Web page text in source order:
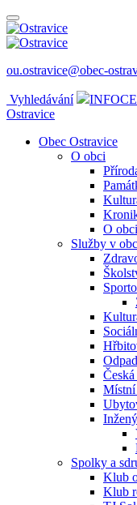
ou.ostravice@obec-
Vyhledávání
Ostravice
Obec Ostravice
O obci
O obci
Služby v
Česká
Spolky a
Klub
Klub